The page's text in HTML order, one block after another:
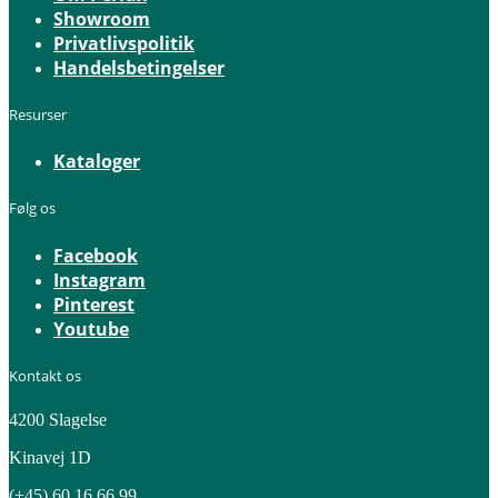
Showroom
Privatlivspolitik
Handelsbetingelser
Resurser
Kataloger
Følg os
Facebook
Instagram
Pinterest
Youtube
Kontakt os
4200 Slagelse
Kinavej 1D